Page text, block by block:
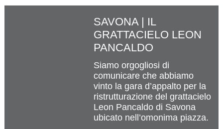
SAVONA | IL
GRATTACIELO LEON
PANCALDO
Siamo orgogliosi di
comunicare che abbiamo
vinto la gara d’appalto per la
ristrutturazione del grattacielo
Leon Pancaldo di Savona
ubicato nell’omonima piazza.